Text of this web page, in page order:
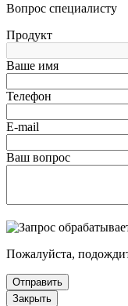
Вопрос специалисту
Продукт
Ваше имя
Телефон
E-mail
Ваш вопрос
Пожалуйста,
Отправить
Закрыть